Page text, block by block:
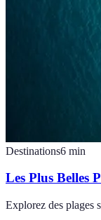
Destinations6 min
Les Plus Belles
Explorez des plages